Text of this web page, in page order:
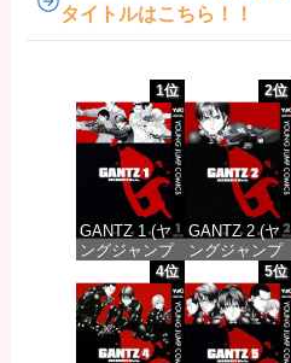
タイトルはこちら！！
1位
GANTZ 1 (ヤ
ングジャンプ
コミックス
DIGITAL)
価格：¥100
2位
GANTZ 2 (ヤ
ングジャンプ
コミックス
DIGITAL)
価格：¥100
4位 5位